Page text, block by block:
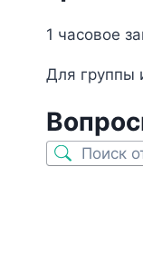
1 часовое
Для группы